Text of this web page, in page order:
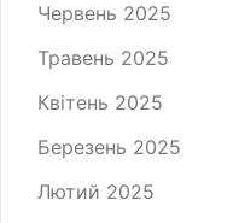
Червень 2025
Травень 2025
Квітень 2025
Березень 2025
Лютий 2025